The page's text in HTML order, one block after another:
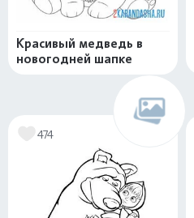
Красивый медведь в
новогодней шапке
474